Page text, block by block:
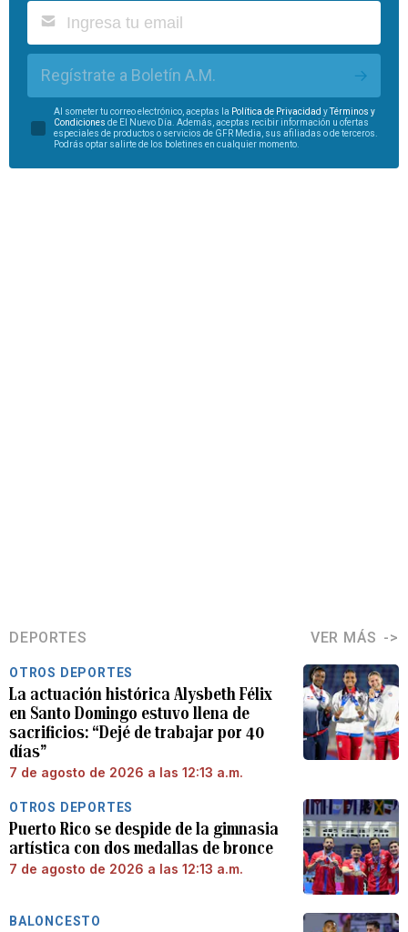
Regístrate a Boletín A.M.
Al someter tu correo electrónico, aceptas la Política de Privacidad y
Términos y
Condiciones de El Nuevo Día. Además, aceptas recibir información u ofertas
especiales de productos o servicios de GFR Media, sus afiliadas o de terceros.
Podrás optar salirte de los boletines en cualquier momento.
DEPORTES VER MÁS
OTROS DEPORTES
La actuación histórica Alysbeth Félix
en Santo Domingo estuvo llena de
sacrificios: “Dejé de trabajar por 40
días”
7 de agosto de 2026 a las 12:13 a.m.
OTROS DEPORTES
Puerto Rico se despide de la gimnasia
artística con dos medallas de bronce
7 de agosto de 2026 a las 12:13 a.m.
BALONCESTO